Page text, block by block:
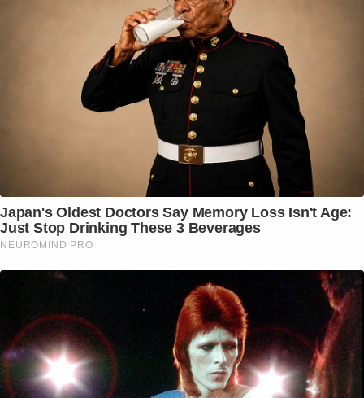
Japan's Oldest Doctors Say Memory Loss Isn't Age:
Just Stop Drinking These 3 Beverages
NEUROMIND PRO